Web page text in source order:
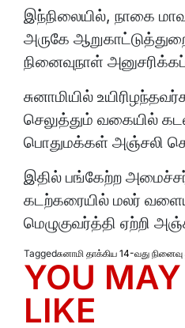
இந்நிலையில், நாகை
அருகே
நினைவுநாள்
சுனாமியில்
செலுத்தும் வகையில்
பொதுமக்கள் அஞ்சலி
இதில் பங்கேற்ற
கடற்கரையில் மலர்
மெழுகுவர்த்தி ஏற்றி
Taggedசுனாமி தாக்கிய 14-வது
YOU
LIKE